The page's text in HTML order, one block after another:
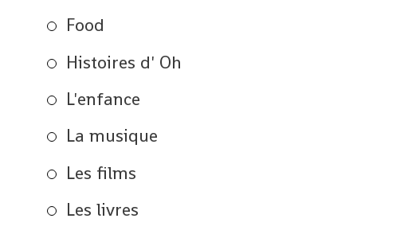
Food
Histoires d' Oh
L'enfance
La musique
Les films
Les livres